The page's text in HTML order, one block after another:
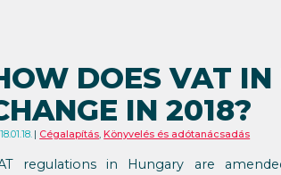
DOES VAT IN
IN 2018?
Cégalapítás,Könyvelés és adótanácsadás
regulations in Hungary are